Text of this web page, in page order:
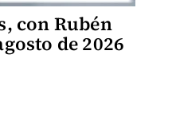
con Rubén
de 2026